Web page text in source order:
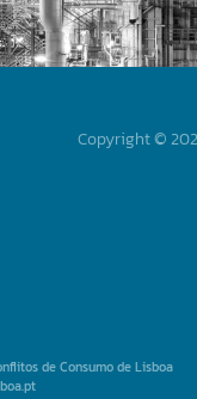
Copyright ©
de Consumo de Lisboa